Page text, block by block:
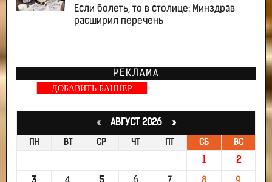
Если болеть, то в столице: Минздрав
расширил перечень
РЕКЛАМА
ДОБАВИТЬ БАННЕР
«АВГУСТ 2026 »
ПН ВТ СР ЧТ СБ ВС
1 2